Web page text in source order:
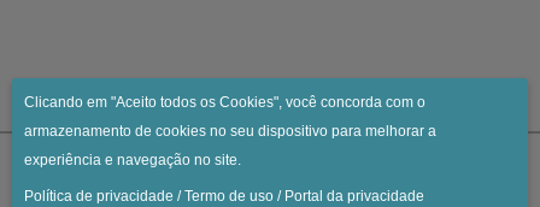
Clicando em "Aceito todos os Cookies", você concorda com o
armazenamento de cookies no seu dispositivo para melhorar a
experiência e navegação no site.
Política de privacidade /Termo de uso / Portal da privacidade